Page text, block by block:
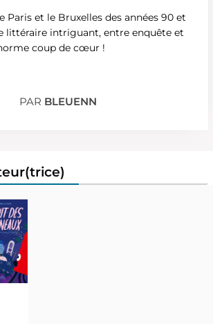
Paris et le Bruxelles des années 90 et
littéraire intriguant, entre enquête et
coup de cœur !
PAR BLEUENN